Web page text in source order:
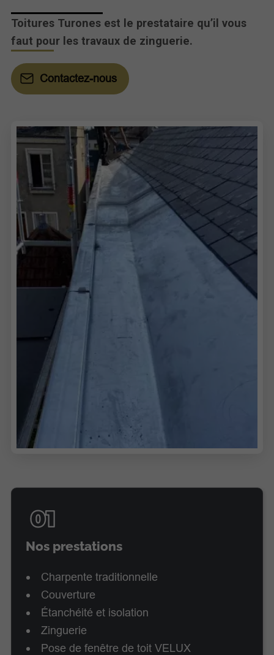
Toitures Turones est le prestataire qu’il vous
faut pour les travaux de zinguerie.
Contactez-nous
Nos prestations
Charpente traditionnelle
Couverture
Étanchéité et isolation
Zinguerie
Pose de fenêtre de toit VELUX